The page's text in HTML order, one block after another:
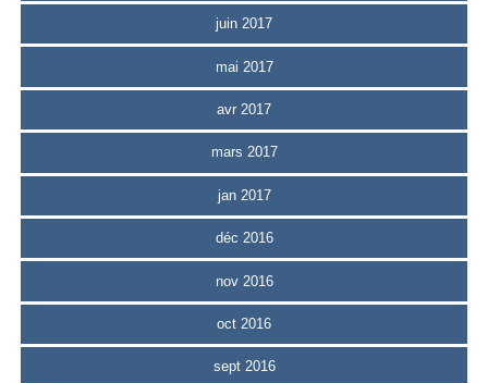
juin 2017
mai 2017
avr 2017
mars 2017
jan 2017
déc 2016
nov 2016
oct 2016
sept 2016